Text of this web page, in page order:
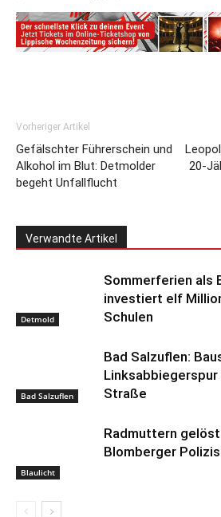
Vorheriger Artikel
Gefälschter Führerschein und
Alkohol im Blut: Detmolder
begeht Unfallflucht
20-
Verwandte Artikel
Detmold
Sommerferien als
investiert elf
Schulen
Bad Salzuflen
Bad Salzuflen:
Straße
Blaulicht
Radmuttern
Blomberger